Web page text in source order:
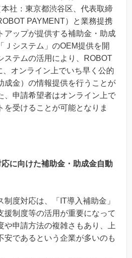
社：東京都渋谷区、代表取締
PAYMENT）と業務提携
アップが提供する補助金・助成
Ｊシステム」のOEM提供を開
ステムの活用により、ROBOT
、オンライン上でいち早く公的
成金）の情報提供を行うことが
、申請希望者はオンライン上で
を受けることが可能となりま
に向けた補助金・助成金自動
度対応は、「IT導入補助金」
援制度等の活用が重要になって
や申請方法の複雑さもあり、上
安であるという企業が多いのも